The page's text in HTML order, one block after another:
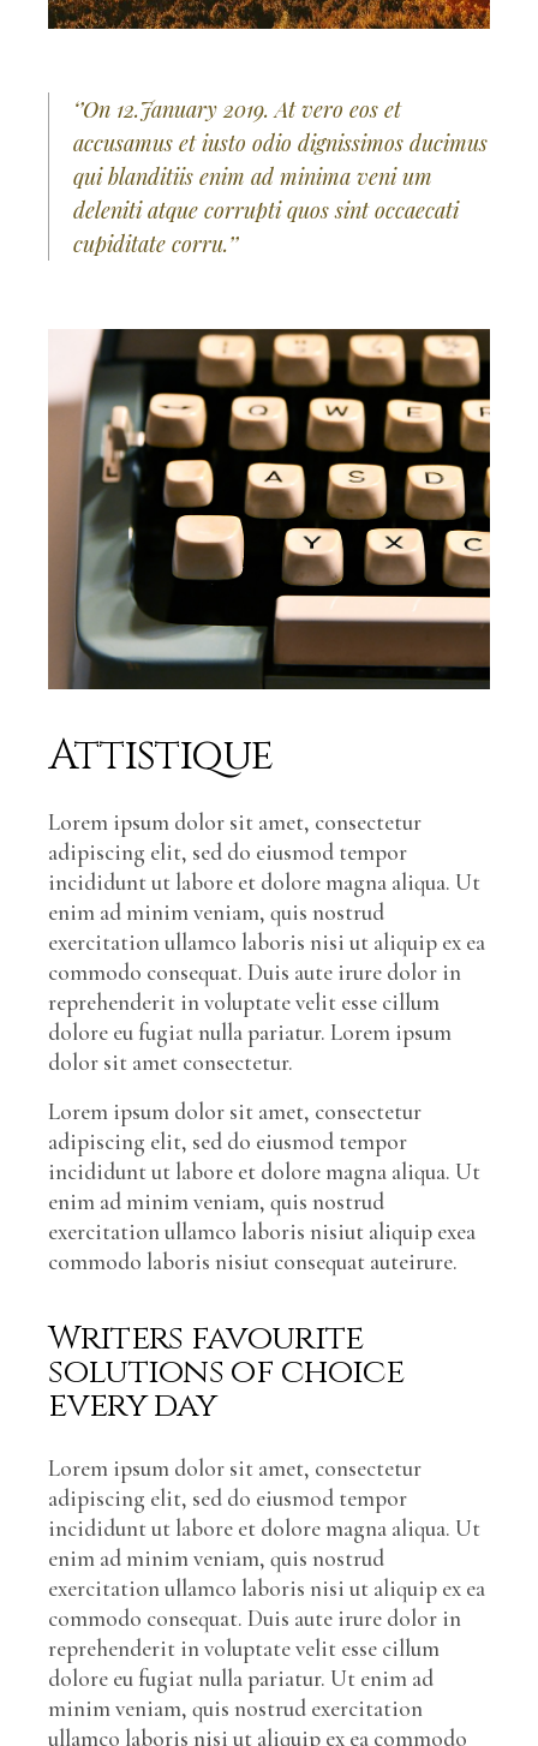
‘’On 12.January 2019. At vero eos et
accusamus et iusto odio dignissimos ducimus
qui blanditiis enim ad minima veni um
deleniti atque corrupti quos sint occaecati
cupiditate corru.’’
Attistique
Lorem ipsum dolor sit amet, consectetur
adipiscing elit, sed do eiusmod tempor
incididunt ut labore et dolore magna aliqua. Ut
enim ad minim veniam, quis nostrud
exercitation ullamco laboris nisi ut aliquip ex ea
commodo consequat. Duis aute irure dolor in
reprehenderit in voluptate velit esse cillum
dolore eu fugiat nulla pariatur. Lorem ipsum
dolor sit amet consectetur.
Lorem ipsum dolor sit amet, consectetur
adipiscing elit, sed do eiusmod tempor
incididunt ut labore et dolore magna aliqua. Ut
enim ad minim veniam, quis nostrud
exercitation ullamco laboris nisiut aliquip exea
commodo laboris nisiut consequat auteirure.
Writers favourite
solutions of choice
every day
Lorem ipsum dolor sit amet, consectetur
adipiscing elit, sed do eiusmod tempor
incididunt ut labore et dolore magna aliqua. Ut
enim ad minim veniam, quis nostrud
exercitation ullamco laboris nisi ut aliquip ex ea
commodo consequat. Duis aute irure dolor in
reprehenderit in voluptate velit esse cillum
dolore eu fugiat nulla pariatur. Ut enim ad
minim veniam, quis nostrud exercitation
ullamco laboris nisi ut aliquip ex ea commodo